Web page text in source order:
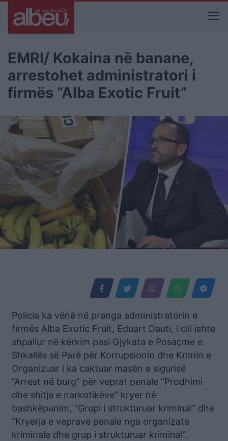
EMRI/ Kokaina në banane,
arrestohet administratori i
firmës “Alba Exotic Fruit”
Policia ka vënë në pranga administratorin e
firmës Alba Exotic Fruit, Eduart Dauti, i cili ishte
shpallur në kërkim pasi Gjykata e Posaçme e
Shkallës së Parë për Korrupsionin dhe Krimin e
Organizuar i ka caktuar masën e sigurisë
“Arrest në burg” për veprat penale “Prodhimi
dhe shitja e narkotikëve” kryer në
bashkëpunim, “Grupi i strukturuar kriminal” dhe
“Kryerja e veprave penale nga organizata
kriminale dhe grup i strukturuar kriminal”.